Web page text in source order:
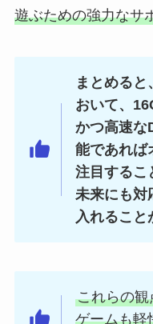
遊ぶための強力なサ
まとめる
おいて、
かつ高速な
能であれば
注目するこ
未来にも対
入れること
これらの
ゲームも軽